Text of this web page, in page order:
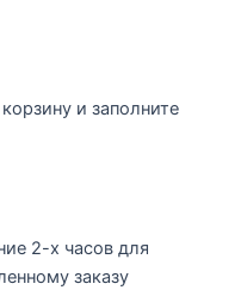
и заполните
2-х часов для
заказу